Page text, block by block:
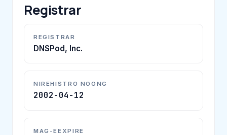
Registrar
REGISTRAR
DNSPod, Inc.
NIREHISTRO NOONG
2002-04-12
MAG-EEXPIRE